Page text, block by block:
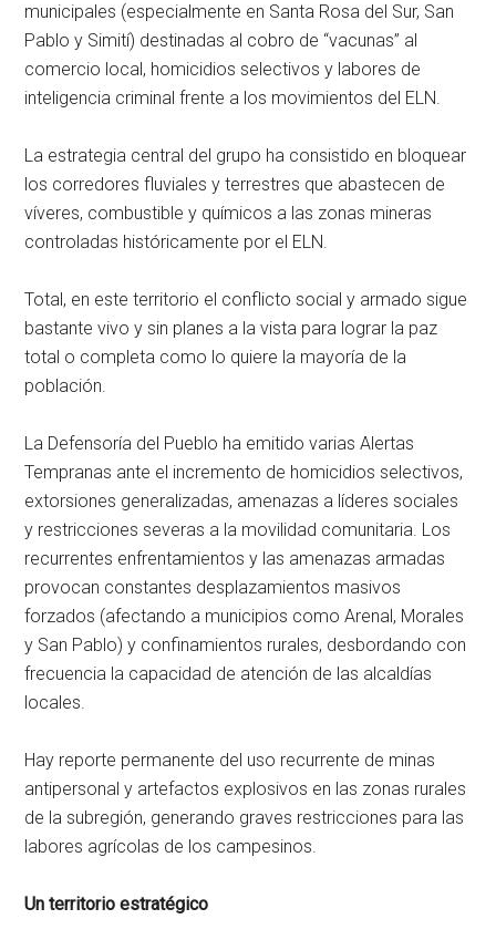
municipales (especialmente en Santa Rosa del Sur, San
Pablo y Simití) destinadas al cobro de “vacunas” al
comercio local, homicidios selectivos y labores de
inteligencia criminal frente a los movimientos del ELN.
La estrategia central del grupo ha consistido en bloquear
los corredores fluviales y terrestres que abastecen de
víveres, combustible y químicos a las zonas mineras
controladas históricamente por el ELN.
Total, en este territorio el conflicto social y armado sigue
bastante vivo y sin planes a la vista para lograr la paz
total o completa como lo quiere la mayoría de la
población.
La Defensoría del Pueblo ha emitido varias Alertas
Tempranas ante el incremento de homicidios selectivos,
extorsiones generalizadas, amenazas a líderes sociales
y restricciones severas a la movilidad comunitaria. Los
recurrentes enfrentamientos y las amenazas armadas
provocan constantes desplazamientos masivos
forzados (afectando a municipios como Arenal, Morales
y San Pablo) y confinamientos rurales, desbordando con
frecuencia la capacidad de atención de las alcaldías
locales.
Hay reporte permanente del uso recurrente de minas
antipersonal y artefactos explosivos en las zonas rurales
de la subregión, generando graves restricciones para las
labores agrícolas de los campesinos.
Un territorio estratégico